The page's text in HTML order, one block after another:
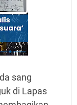
sang
di Lapas